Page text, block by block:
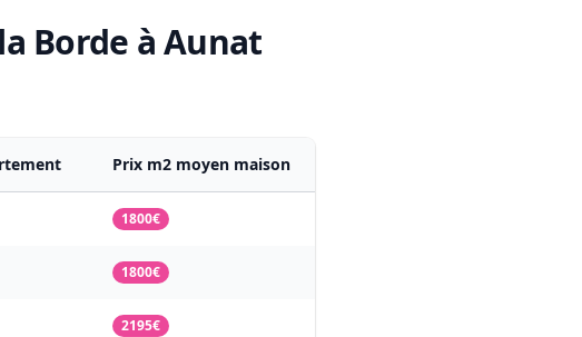
Borde à Aunat
Prix m2 moyen maison
1800€
1800€
2195€